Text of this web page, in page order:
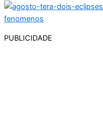
PUBLICIDADE